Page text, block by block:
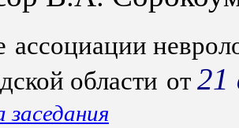
ассоциации
области от21